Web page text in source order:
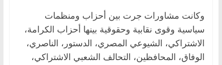
وكانت مشاورات جرت بين أحزاب ومنظمات
سياسية وقوى نقابية وحقوقية بينها أحزاب الكرامة،
الاشتراكي، الشيوعي المصري، الدستور، الناصري،
الوفاق، المحافظين، التحالف الشعبي الاشتراكي،